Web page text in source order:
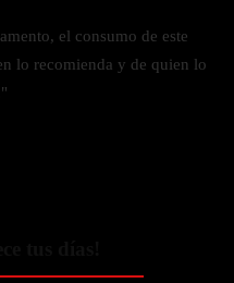
el consumo de este
lo recomienda y de quien lo